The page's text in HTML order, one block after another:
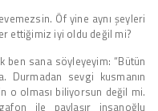
Öf yine aynı şeyleri
ettiğimiz iyi oldu değil mi?
ben sana söyleyeyim: “Bütün
Durmadan sevgi kusmanın
o olması biliyorsun değil mi.
ile paylaşır insanoğlu